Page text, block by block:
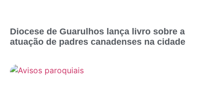
Diocese de Guarulhos lança livro sobre a
atuação de padres canadenses na cidade